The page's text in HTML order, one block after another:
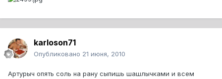
karloson71
Опубликовано 21 июня, 2010
Артурыч опять соль на рану сыпишь шашлычками и всем